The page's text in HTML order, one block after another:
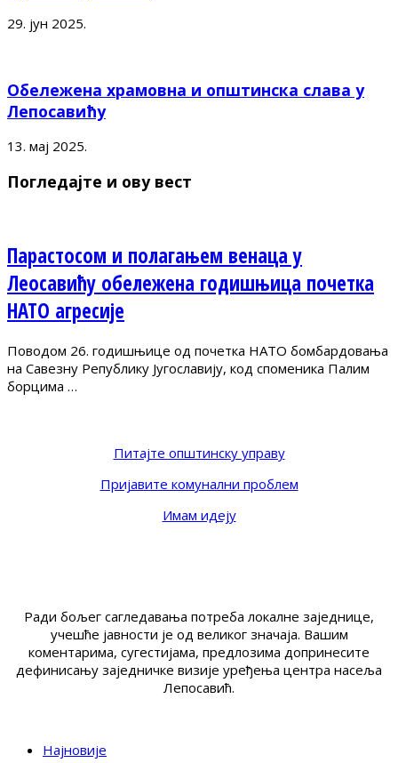
29. јун 2025.
Обележена храмовна и општинска слава у
Лепосавићу
13. мај 2025.
Погледајте и ову вест
Парастосом и полагањем венаца у
Леосавићу обележена годишњица почетка
НАТО агресије
Поводом 26. годишњице од почетка НАТО бомбардовања
на Савезну Републику Југославију, код споменика Палим
борцима …
Питајте општинску управу
Пријавите комунални проблем
Имам идеју
Ради бољег сагледавања потреба локалне заједнице,
учешће јавности је од великог значаја. Вашим
коментарима, сугестијама, предлозима допринесите
дефинисању заједничке визије уређења центра насеља
Лепосавић.
Најновије